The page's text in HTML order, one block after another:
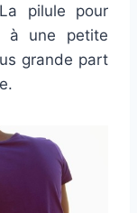
pilule pour
à une petite
grande part